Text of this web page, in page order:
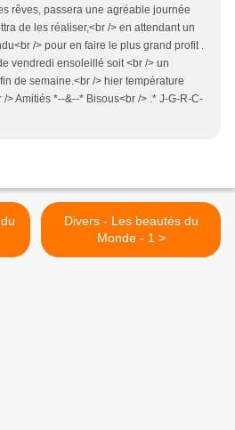
rêves, passera une agréable journée
de les réaliser,<br /> en attendant un
/> pour en faire le plus grand profit .
vendredi ensoleillé soit <br /> un
de semaine.<br /> hier température
/> Amitiés *--&--* Bisous<br /> .* J-G-R-C-
Divers - Les beautés du
Monde - 1 >